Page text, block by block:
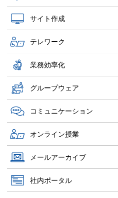
サイト作成
テレワーク
業務効率化
グループウェア
コミュニケーション
オンライン授業
メールアーカイブ
社内ポータル